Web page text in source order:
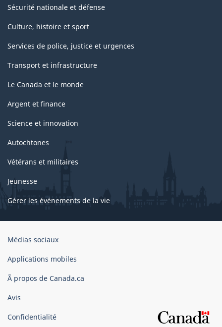
Sécurité nationale et défense
Culture, histoire et sport
Services de police, justice et urgences
Transport et infrastructure
Le Canada et le monde
Argent et finance
Science et innovation
Autochtones
Vétérans et militaires
Jeunesse
Gérer les événements de la vie
Organisation
gouvernement
Canada
Médias sociaux
Applications mobiles
Ã propos de Canada.ca
Avis
Confidentialité